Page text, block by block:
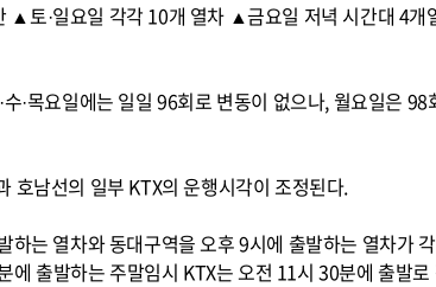
▲토·일요일 각각 10개 열차 ▲금요일 저녁 시간대 4
·목요일에는 일일 96회로 변동이 없으나, 월요일은
호남선의 일부 KTX의 운행시각이 조정된다.
하는 열차와 동대구역을 오후 9시에 출발하는 열차가
출발하는 주말임시 KTX는 오전 11시 30분에 출발